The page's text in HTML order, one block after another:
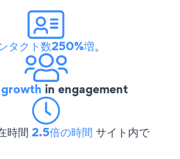
タクト数250%増。
in engagement
時間 2.5倍の時間 サイト内で